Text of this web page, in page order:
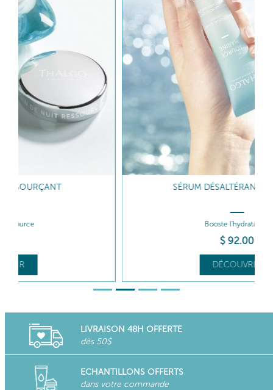
SÉRUM DÉSALTÉRANT INTENSIF
LIVRAISON 48H OFFERTE
dès 50$
ECHANTILLONS OFFERTS
dans votre commande